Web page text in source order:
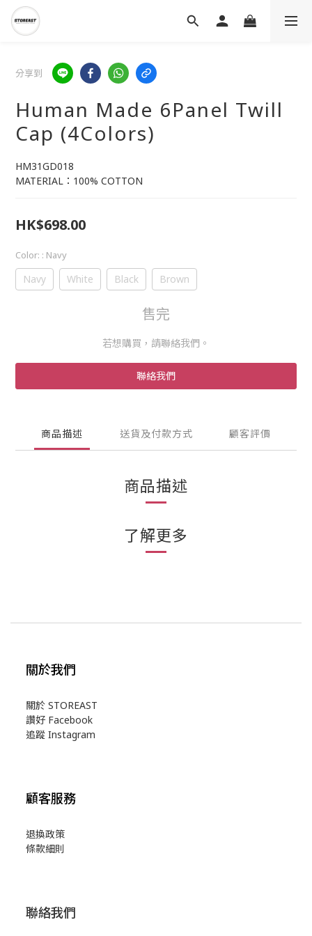
分享到
Human Made 6Panel Twill
Cap (4Colors)
HM31GD018
MATERIAL：100% COTTON
HK$698.00
Color: : Navy
Navy White Black Brown
售完
若想購買，請聯絡我們。
聯絡我們
商品描述 送貨及付款方式 顧客評價
商品描述
了解更多
關於我們
關於 STOREAST
讚好 Facebook
追蹤 Instagram
顧客服務
退換政策
條款細則
聯絡我們